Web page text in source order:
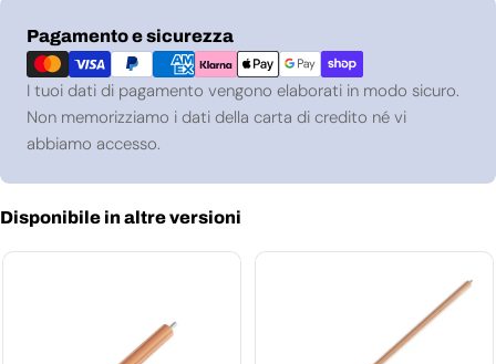
Pagamento e sicurezza
Metodi
di
pagamento
I tuoi dati di pagamento vengono elaborati in modo sicuro.
Non memorizziamo i dati della carta di credito né vi
abbiamo accesso.
Disponibile in altre versioni